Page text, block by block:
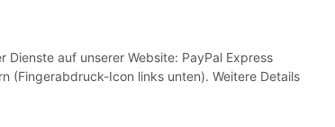
Dienste auf unserer Website: PayPal Express
(Fingerabdruck-Icon links unten). Weitere Details